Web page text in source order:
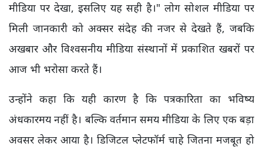
मीडिया पर देखा, इसलिए यह सही है।" लोग सोशल मीडिया पर
मिली जानकारी को अक्सर संदेह की नजर से देखते हैं, जबकि
अखबार और विश्वसनीय मीडिया संस्थानों में प्रकाशित खबरों पर
आज भी भरोसा करते हैं।
उन्होंने कहा कि यही कारण है कि पत्रकारिता का भविष्य
अंधकारमय नहीं है। बल्कि वर्तमान समय मीडिया के लिए एक बड़ा
अवसर लेकर आया है। डिजिटल प्लेटफॉर्म चाहे जितना मजबूत हो